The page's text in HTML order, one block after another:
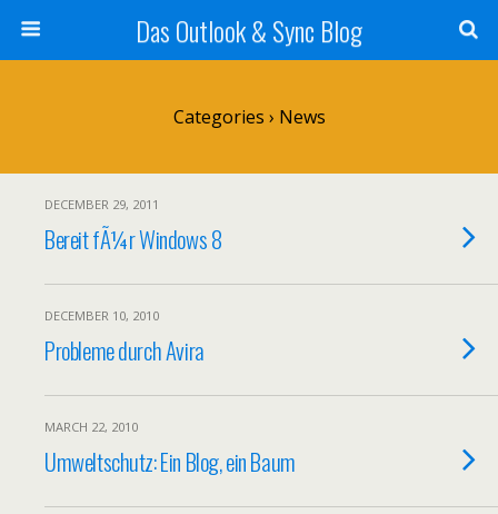
Das Outlook & Sync Blog
Categories › News
DECEMBER 29, 2011
Bereit fÃ¼r Windows 8
DECEMBER 10, 2010
Probleme durch Avira
MARCH 22, 2010
Umweltschutz: Ein Blog, ein Baum